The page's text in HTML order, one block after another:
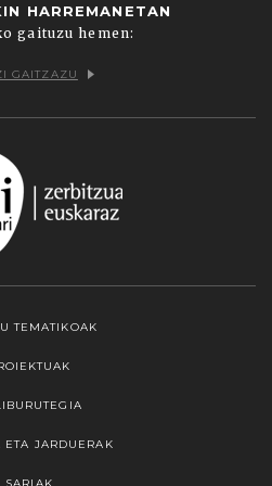
HARREMANETAN
gaituzu hemen:
GAITZAZU
TEMATIKOAK
ETA JARDUERAK
SARIAK